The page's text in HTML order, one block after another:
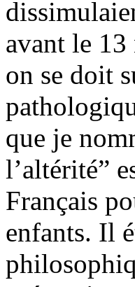
avant le
on se doit
que je
l’altérité”
Français
enfants. Il